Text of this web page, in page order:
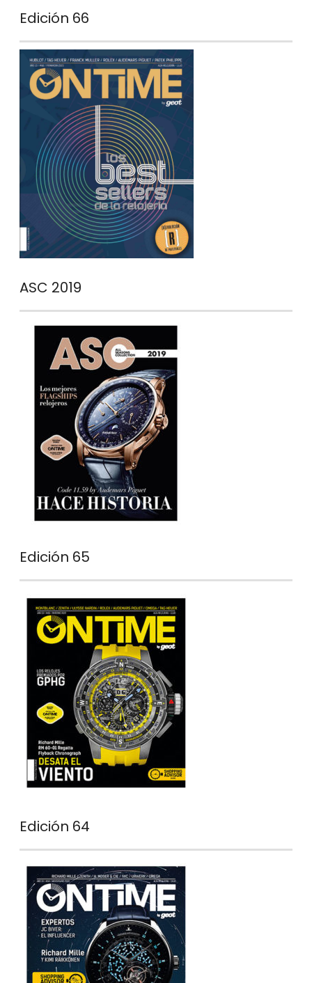
Edición 66
ASC 2019
Edición 65
Edición 64